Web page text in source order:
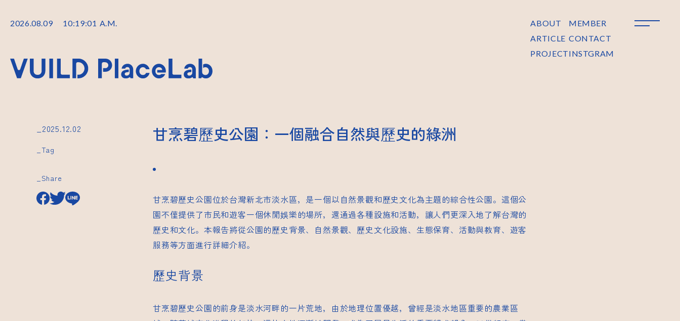
2026.08.09 10:19:02 A.M.
ABOUT
ARTICLE
PROJECT
MEMBER
CONTACT
INSTGRAM
_2025.12.02
_Tag
_Share
甘烹碧歷史公園：一個融合自然與歷史的綠洲
甘烹碧歷史公園位於台灣新北市淡水區，是一個以自然景觀和歷史文化為主題的綜合性公園。這個公
園不僅提供了市民和遊客一個休閒娛樂的場所，還通過各種設施和活動，讓人們更深入地了解台灣的
歷史和文化。本報告將從公園的歷史背景、自然景觀、歷史文化設施、生態保育、活動與教育、遊客
服務等方面進行詳細介紹。
歷史背景
甘烹碧歷史公園的前身是淡水河畔的一片荒地，由於地理位置優越，曾經是淡水地區重要的農業區